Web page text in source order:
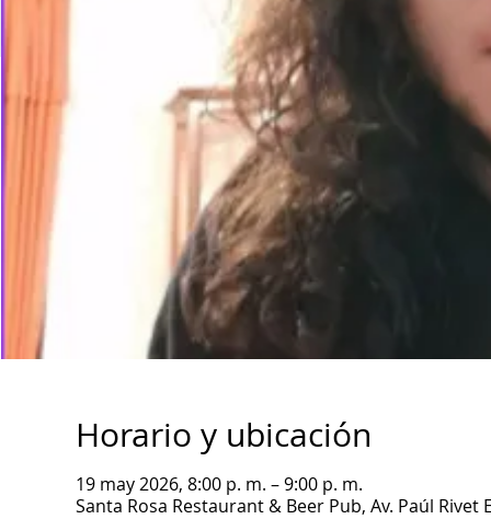
Horario y ubicación
19 may 2026, 8:00 p. m. – 9:00 p. m.
Santa Rosa Restaurant & Beer Pub, Av. Paúl Rivet